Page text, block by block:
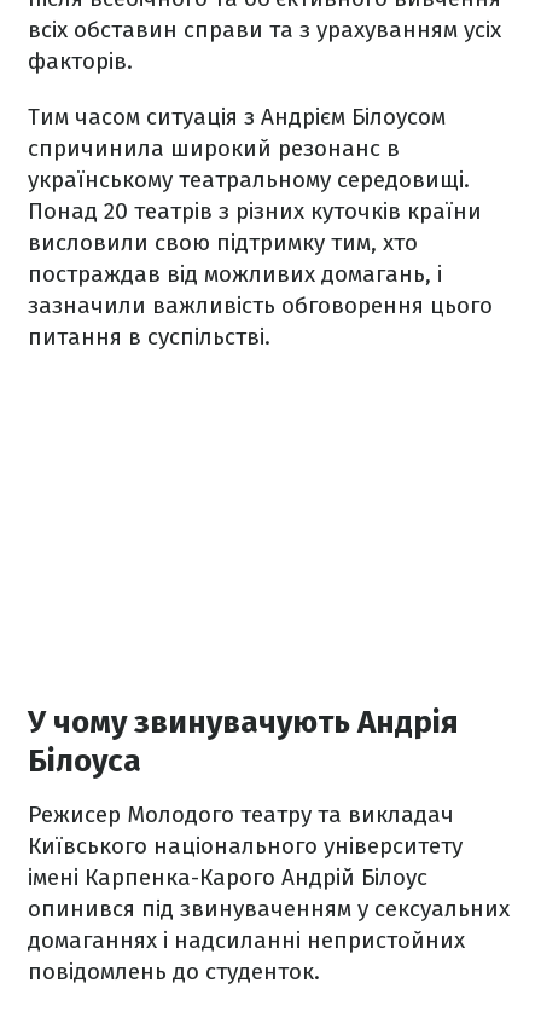
всіх обставин справи та з урахуванням усіх
факторів.
Тим часом ситуація з Андрієм Білоусом
спричинила широкий резонанс в
українському театральному середовищі.
Понад 20 театрів з різних куточків країни
висловили свою підтримку тим, хто
постраждав від можливих домагань, і
зазначили важливість обговорення цього
питання в суспільстві.
У чому звинувачують Андрія
Білоуса
Режисер Молодого театру та викладач
Київського національного університету
імені Карпенка-Карого Андрій Білоус
опинився під звинуваченням у сексуальних
домаганнях і надсиланні непристойних
повідомлень до студенток.